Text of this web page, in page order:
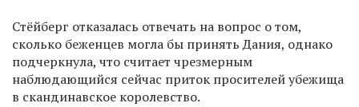
Стёйберг отказалась отвечать на вопрос о том,
сколько беженцев могла бы принять Дания, однако
подчеркнула, что считает чрезмерным
наблюдающийся сейчас приток просителей убежища
в скандинавское королевство.